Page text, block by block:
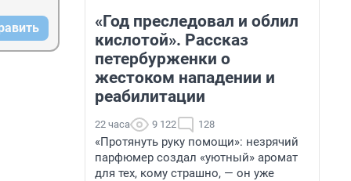
«Год преследовал и облил
кислотой». Рассказ
петербурженки о
жестоком нападении и
реабилитации
22 часа 9 122 128
«Протянуть руку помощи»: незрячий
парфюмер создал «уютный» аромат
для тех, кому страшно, — он уже